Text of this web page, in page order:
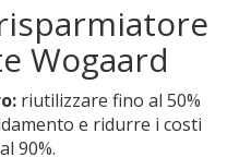
Wogaard
riutilizzare fino al 50%
e ridurre i costi
90%.